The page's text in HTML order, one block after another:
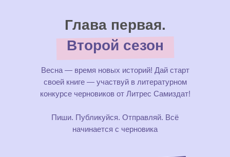
Глава первая.
Второй сезон
Весна — время новых историй! Дай старт
своей книге — участвуй в литературном
конкурсе черновиков от Литрес Самиздат!
Пиши. Публикуйся. Отправляй. Всё
начинается с черновика